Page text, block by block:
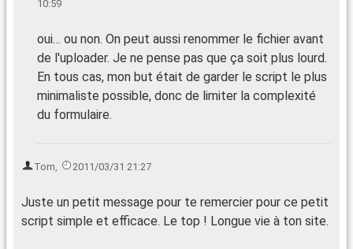
10:59
oui… ou non. On peut aussi renommer le fichier avant
de l'uploader. Je ne pense pas que ça soit plus lourd.
En tous cas, mon but était de garder le script le plus
minimaliste possible, donc de limiter la complexité
du formulaire.
Tom 2011/03/31 21:27
Juste un petit message pour te remercier pour ce petit
script simple et efficace. Le top ! Longue vie à ton site.